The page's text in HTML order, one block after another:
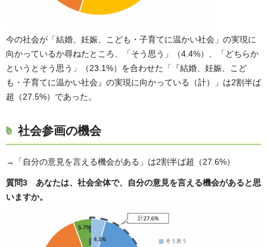
今の社会が「結婚、妊娠、こども・子育てに温かい社会」の実現に
向かっているか尋ねたところ、「そう思う」（4.4%）、「どちらか
というとそう思う」（23.1%）を合わせた「『結婚、妊娠、こど
も・子育てに温かい社会』の実現に向かっている（計）」は2割半ば
超（27.5%）であった。
社会参画の機会
→「自分の意見を言える機会がある」は2割半ば超（27.6%）
質問3 あなたは、社会全体で、自分の意見を言える機会があると思
いますか。